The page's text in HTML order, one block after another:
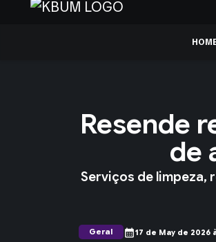
Resende
de
Serviços de limpeza,
Geral calendar_month17 de May de 2026